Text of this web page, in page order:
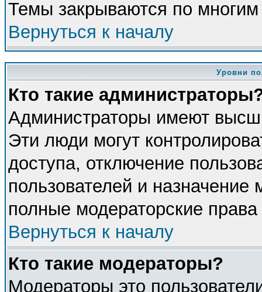
Темы закрываются по
Вернуться к началу
Уровни
Кто такие
Администраторы имеют
Эти люди могут
доступа, отключение
пользователей и
полные модераторские
Вернуться к началу
Кто такие модераторы?
Модераторы это